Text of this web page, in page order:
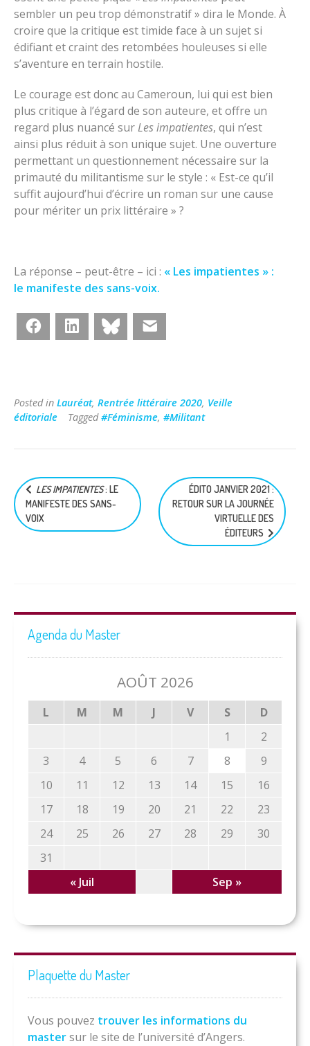
sembler un peu trop démonstratif » dira le Monde. À
croire que la critique est timide face à un sujet si
édifiant et craint des retombées houleuses si elle
s’aventure en terrain hostile.
Le courage est donc au Cameroun, lui qui est bien
plus critique à l’égard de son auteure, et offre un
regard plus nuancé surLes impatientes, qui n’est
ainsi plus réduit à son unique sujet. Une ouverture
permettant un questionnement nécessaire sur la
primauté du militantisme sur le style : « Est-ce qu’il
suffit aujourd’hui d’écrire un roman sur une cause
pour mériter un prix littéraire » ?
La réponse – peut-être – ici : « Les impatientes » :
le manifeste des sans-voix.
Facebook LinkedIn Bluesky
Posted in Lauréat, Rentrée littéraire 2020, Veille
éditoriale
Tagged#Féminisme, #Militant
Navigation
de
l’article
ÉDITO JANVIER 2021 :
RETOUR SUR LA JOURNÉE
VIRTUELLE DES
ÉDITEURS
LES IMPATIENTES: LE
MANIFESTE DES SANS-
VOIX
Agenda du Master
AOÛT 2026
L M M J V S
D
1
2
3
4 5 6 7 8
9
10
11 12 13 14 15
16
17
18 19 20 21 22
23
24
25 26 27 28 29
30
31
« Juil
Sep »
Plaquette du Master
Vous pouvez trouver les informations du
mastersur le site de l’université d’Angers.